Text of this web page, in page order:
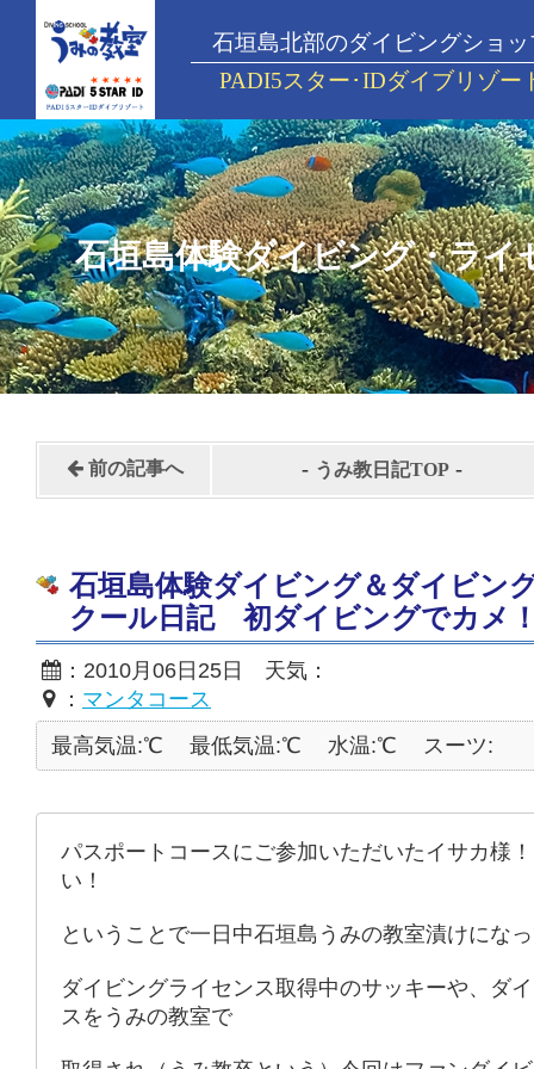
石垣島北部のダイビングショッ
PADI5スター･IDダイブリゾー
石垣島体験ダイビング・ライ
前の記事へ - うみ教日記TOP -
石垣島体験ダイビング＆ダイビン
クール日記 初ダイビングでカメ
：2010月06日25日 天気：
： マンタコース
最高気温:℃
最低気温:℃ 水温:℃ スーツ:
パスポートコースにご参加いただいたイサカ様
い！
ということで一日中石垣島うみの教室漬けにな
ダイビングライセンス取得中のサッキーや、ダ
スをうみの教室で